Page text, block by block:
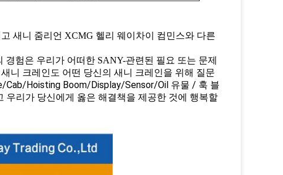
새니 줌리언 XCMG 헬리 웨이차이 컴민스와 다른
험은 우리가 어떠한 SANY-관련된 필요 또는 문제
니 크레인도 어떤 당신의 새니 크레인을 위해 질문
Cab/Hoisting Boom/Display/Sensor/Oil 유물 / 훅 블
우리가 당신에게 옳은 해결책을 제공한 것에 행복할